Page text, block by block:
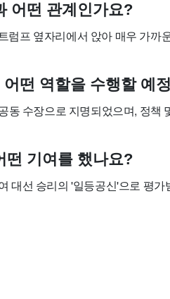
어떤 관계인가요?
럼프 옆자리에서 앉아 매우 가까
떤 역할을 수행할 예
동 수장으로 지명되었으며, 정책
떤 기여를 했나요?
대선 승리의 '일등공신'으로 평가